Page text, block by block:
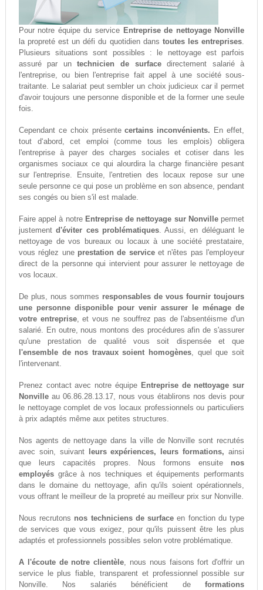
Pour notre équipe du service Entreprise de nettoyage Nonville
la propreté est un défi du quotidien dans toutes les entreprises.
Plusieurs situations sont possibles : le nettoyage est parfois
assuré par untechnicien de surfacedirectement salarié à
l'entreprise, ou bien l'entreprise fait appel à une société sous-
traitante. Le salariat peut sembler un choix judicieux car il permet
d'avoir toujours une personne disponible et de la former une seule
fois.
Cependant ce choix présentecertains inconvénients. En effet,
tout d‘abord, cet emploi (comme tous les emplois) obligera
l'entreprise à payer des charges sociales et cotiser dans les
organismes sociaux ce qui alourdira la charge financière pesant
sur l'entreprise. Ensuite, l'entretien des locaux repose sur une
seule personne ce qui pose un problème en son absence, pendant
ses congés ou bien s'il est malade.
Faire appel à notre Entreprise de nettoyage sur Nonvillepermet
justementd'éviter ces problématiques. Aussi, en déléguant le
nettoyage de vos bureaux ou locaux à une société prestataire,
vous réglez une prestation de serviceet n'êtes pas l'employeur
direct de la personne qui intervient pour assurer le nettoyage de
vos locaux.
De plus, nous sommes responsables de vous fournir toujours
une personne disponible pour venir assurer le ménage de
votre entreprise, et vous ne souffrez pas de l'absentéisme d'un
salarié. En outre, nous montons des procédures afin de s'assurer
qu'une prestation de qualité vous soit dispensée et que
l'ensemble de nos travaux soient homogènes, quel que soit
l'intervenant.
Prenez contact avec notre équipe Entreprise de nettoyage sur
Nonvilleau 06.86.28.13.17, nous vous établirons nos devis pour
le nettoyage complet de vos locaux professionnels ou particuliers
à prix adaptés même aux petites structures.
Nos agents de nettoyage dans la ville de Nonville sont recrutés
avec soin, suivant
leurs expériences, leurs formations, ainsi
que leurs capacités propres. Nous formons ensuite nos
employésgrâce à nos techniques et équipements performants
dans le domaine du nettoyage, afin qu'ils soient opérationnels,
vous offrant le meilleur de la propreté au meilleur prix sur Nonville.
Nous recrutons nos techniciens de surface en fonction du type
de services que vous exigez, pour qu'ils puissent être les plus
adaptés et professionnels possibles selon votre problématique.
A l'écoute de notre clientèle, nous nous faisons fort d'offrir un
service le plus fiable, transparent et professionnel possible sur
Nonville. Nos salariés bénéficient deformations